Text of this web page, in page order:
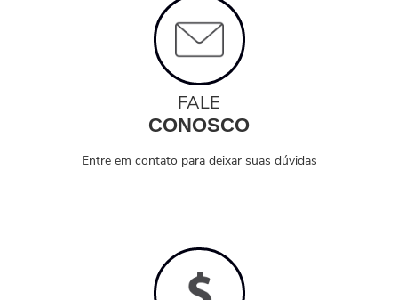
FALE
CONOSCO
Entre em contato para deixar suas dúvidas